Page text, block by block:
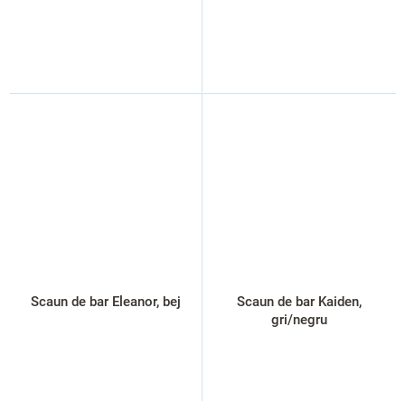
Scaun de bar Eleanor, bej
Scaun de bar Kaiden,
gri/negru